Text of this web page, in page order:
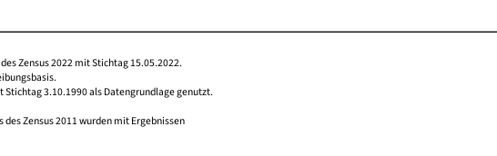
Zensus 2022 mit Stichtag 15.05.2022.
3.10.1990 als Datengrundlage genutzt.
Zensus 2011 wurden mit Ergebnissen